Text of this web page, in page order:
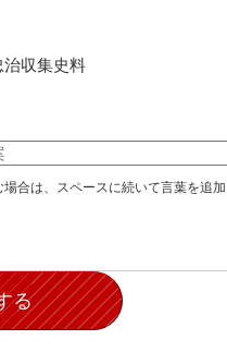
組流田会講文書
治収集史料
合は、スペースに続いて言葉を追